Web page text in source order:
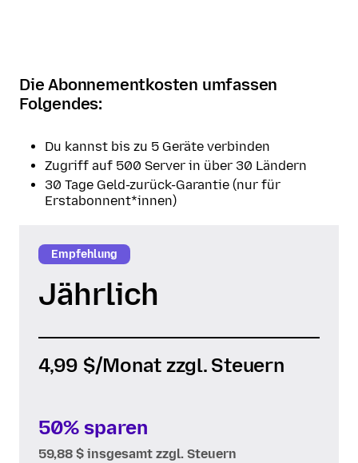
Die Abonnementkosten umfassen
Folgendes:
Du kannst bis zu 5 Geräte verbinden
Zugriff auf 500 Server in über 30 Ländern
30 Tage Geld-zurück-Garantie (nur für
Erstabonnent*innen)
Empfehlung
Jährlich
4,99 $/Monat zzgl. Steuern
50% sparen
59,88 $ insgesamt zzgl. Steuern